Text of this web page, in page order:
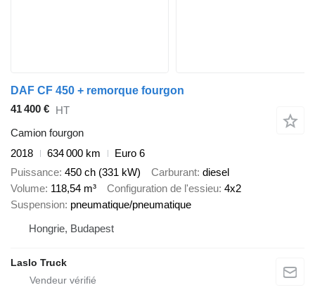
DAF CF 450 + remorque fourgon
41 400 € HT
Camion fourgon
2018
634 000 km
Euro 6
Puissance 450 ch (331 kW) Carburant diesel
Volume 118,54 m³ Configuration de l'essieu 4x2
Suspension pneumatique/pneumatique
Hongrie, Budapest
Laslo Truck